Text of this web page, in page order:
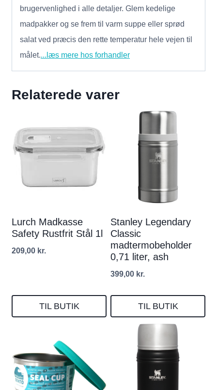
brugervenlighed i alle detaljer. Glem kedelige
madpakker og se frem til varm suppe eller sprød
salat ved præcis den rette temperatur hele vejen til
målet....læs mere hos forhandler
Relaterede varer
Lurch Madkasse
Safety Rustfrit Stål 1l
209,00 kr.
TIL BUTIK
Stanley Legendary
Classic
madtermobeholder
0,71 liter, ash
399,00 kr.
TIL BUTIK